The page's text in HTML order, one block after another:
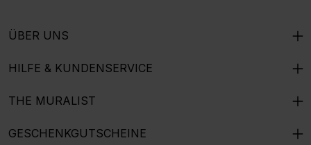
ÜBER UNS
HILFE & KUNDENSERVICE
THE MURALIST
GESCHENKGUTSCHEINE